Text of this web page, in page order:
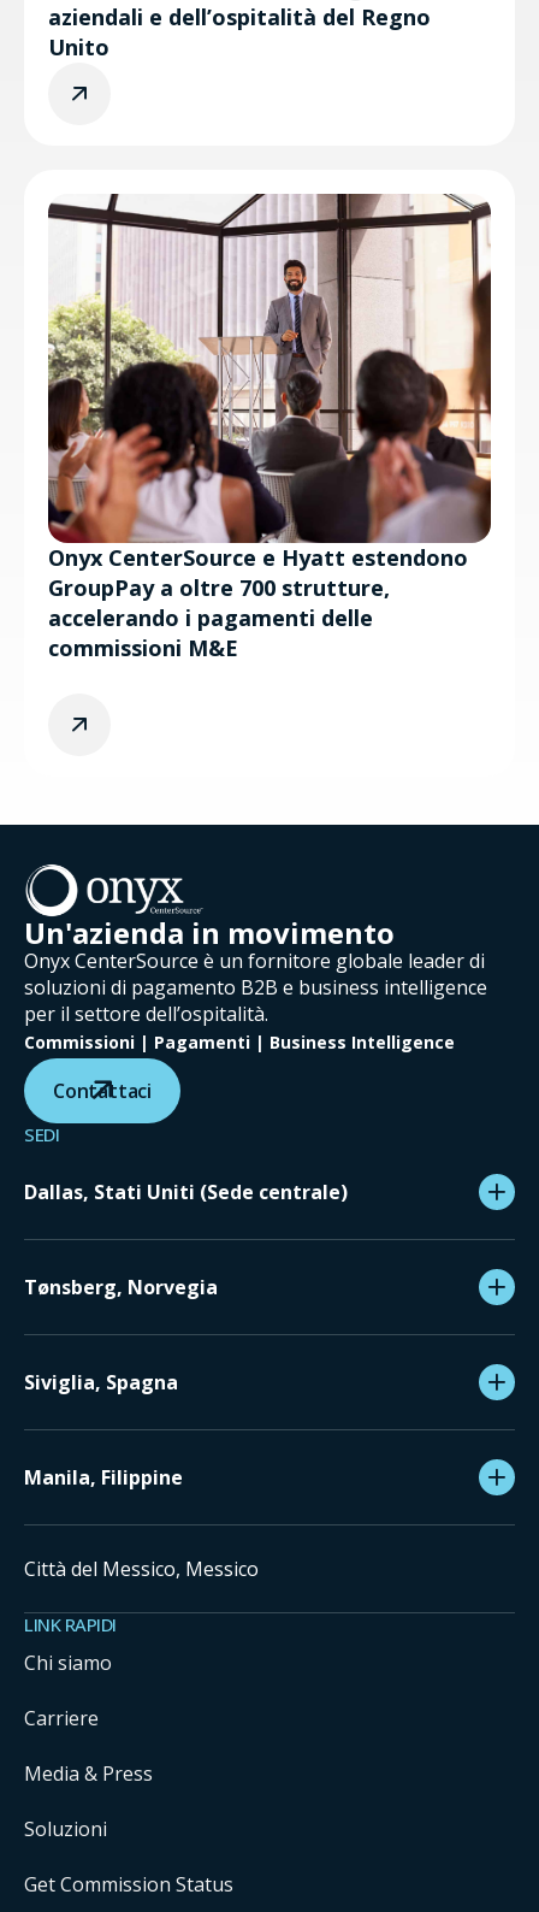
aziendali e dell’ospitalità del Regno
Unito
Onyx CenterSource e Hyatt estendono
GroupPay a oltre 700 strutture,
accelerando i pagamenti delle
commissioni M&E
Un'azienda in movimento
Onyx CenterSource è un fornitore globale leader di
soluzioni di pagamento B2B e business intelligence
per il settore dell’ospitalità.
Commissioni | Pagamenti | Business Intelligence
Contattaci
SEDI
Dallas, Stati Uniti (Sede centrale)
Tønsberg, Norvegia
Siviglia, Spagna
Manila, Filippine
Città del Messico, Messico
LINK RAPIDI
Chi siamo
Carriere
Media & Press
Soluzioni
Get Commission Status